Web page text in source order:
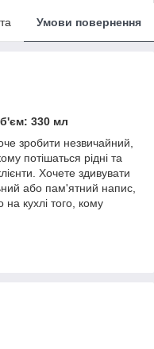
Умови повернення
330 мл
зробити незвичайний,
потішаться рідні та
Хочете здивувати
або пам'ятний напис,
кухлі того, кому